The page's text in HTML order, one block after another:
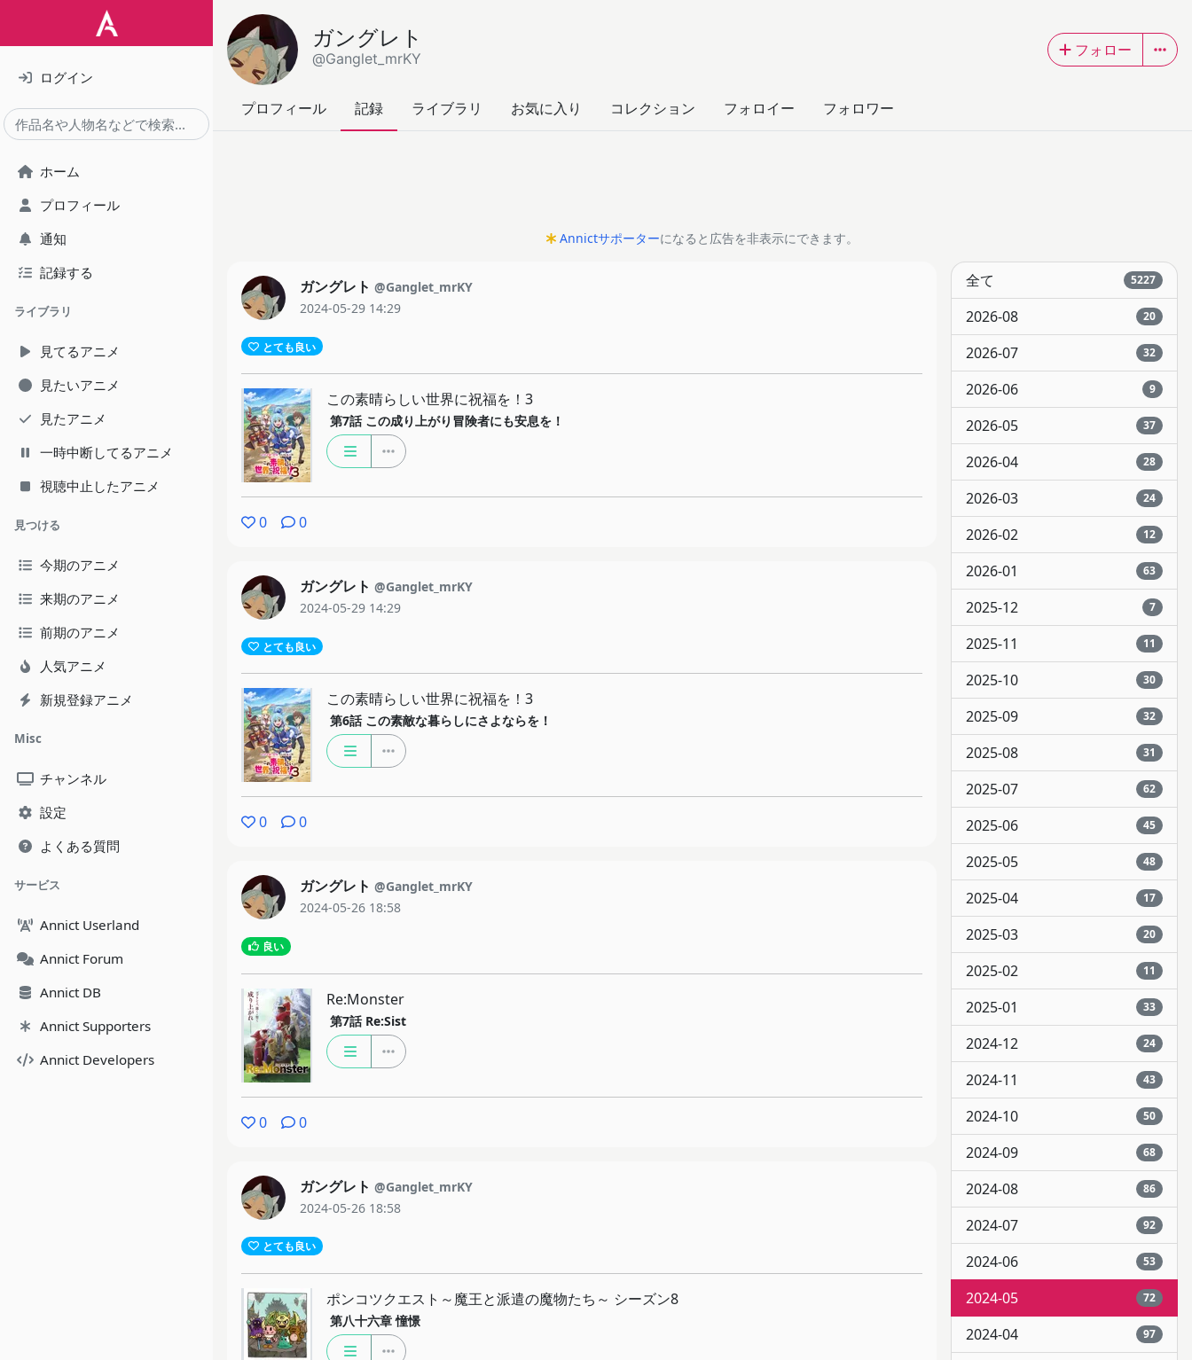
ログイン
ホーム
プロフィール
通知
記録する
ライブラリ
見てるアニメ
見たいアニメ
見たアニメ
一時中断してるアニメ
視聴中止したアニメ
見つける
今期のアニメ
来期のアニメ
前期のアニメ
人気アニメ
新規登録アニメ
Misc
チャンネル
設定
よくある質問
サービス
Annict Userland
Annict Forum
Annict DB
Annict Supporters
Annict Developers
ガングレト
@Ganglet_mrKY フォロー
プロフィール 記録 ライブラリ お気に入り コレクション フォロイー フォロワー
Annictサポーターになると広告を非表示にできます。
ガングレト @Ganglet_mrKY
2024-05-29 14:29
とても良い
この素晴らしい世界に祝福を！3
第7話 この成り上がり冒険者にも安息を！
0 0
ガングレト @Ganglet_mrKY
2024-05-29 14:29
とても良い
この素晴らしい世界に祝福を！3
第6話 この素敵な暮らしにさよならを！
0 0
ガングレト @Ganglet_mrKY
2024-05-26 18:58
良い
Re:Monster
第7話 Re:Sist
0 0
ガングレト @Ganglet_mrKY
2024-05-26 18:58
とても良い
ポンコツクエスト～魔王と派遣の魔物たち～ シーズン8
第八十六章 憧憬
全て 5227
2026-08 20
2026-07 32
2026-06 9
2026-05 37
2026-04 28
2026-03 24
2026-02 12
2026-01 63
2025-12 7
2025-11 11
2025-10 30
2025-09 32
2025-08 31
2025-07 62
2025-06 45
2025-05 48
2025-04 17
2025-03 20
2025-02 11
2025-01 33
2024-12 24
2024-11 43
2024-10 50
2024-09 68
2024-08 86
2024-07 92
2024-06 53
2024-05 72
2024-04 97